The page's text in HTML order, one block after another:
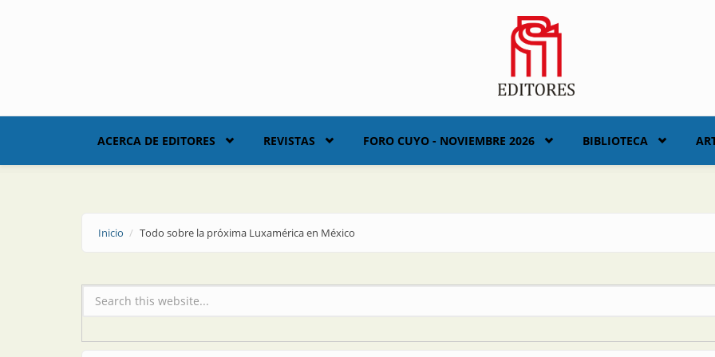
ACERCA DE EDITORES REVISTAS FORO CUYO - NOVIEMBRE 2026 BIBLIOTECA
Inicio Todo sobre la próxima Luxamérica en México
Formulario de búsqueda